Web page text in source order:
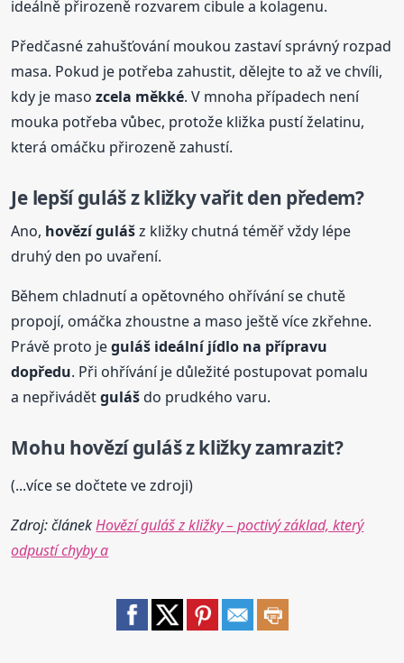
ideálně přirozeně rozvarem cibule a kolagenu.
Předčasné zahušťování moukou zastaví správný rozpad
masa. Pokud je potřeba zahustit, dělejte to až ve chvíli,
kdy je masozcela měkké. V mnoha případech není
mouka potřeba vůbec, protože kližka pustí želatinu,
která omáčku přirozeně zahustí.
Je lepšígulášz kližky vařit den předem?
Ano, hovězígulášz kližky chutná téměř vždy lépe
druhý den po uvaření.
Během chladnutí a opětovného ohřívání se chutě
propojí, omáčka zhoustne a maso ještě více zkřehne.
Právě proto jeguláš ideální jídlo na přípravu
dopředu. Při ohřívání je důležité postupovat pomalu
a nepřivádětgulášdo prudkého varu.
Mohu hovězí gulášz kližky zamrazit?
(...více se dočtete ve zdroji)
Zdroj: článekHovězí guláš z kližky – poctivý základ, který
odpustí chyby a